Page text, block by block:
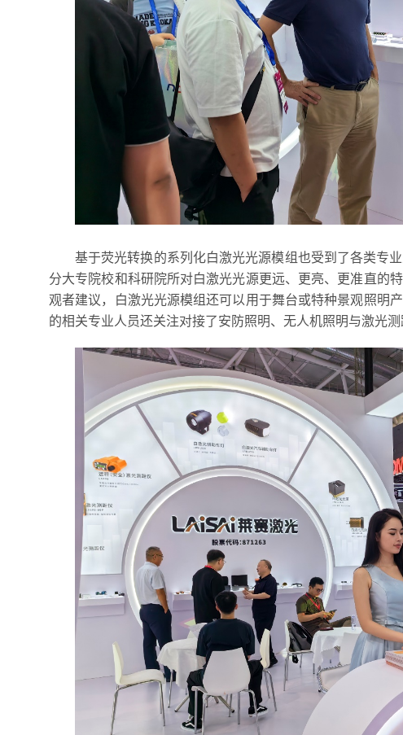
基于荧光转换的系列化白激光光源模组也受到了各类专
分大专院校和科研院所对白激光光源更远、更亮、更准直的
观者建议，白激光光源模组还可以用于舞台或特种景观照明
的相关专业人员还关注对接了安防照明、无人机照明与激光